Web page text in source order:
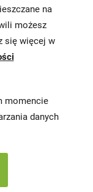
na
możesz
się więcej w
momencie
danych